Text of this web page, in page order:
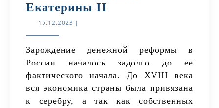
Екатерины II
II
15.12.2023 15.12.2023
|
Зарождение денежной реформы в
России началось задолго до ее
фактического начала. До XVIII века
вся экономика страны была привязана
к серебру, а так как собственных